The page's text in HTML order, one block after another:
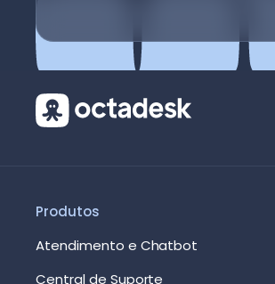
Produtos
Atendimento e Chatbot
Central de Suporte